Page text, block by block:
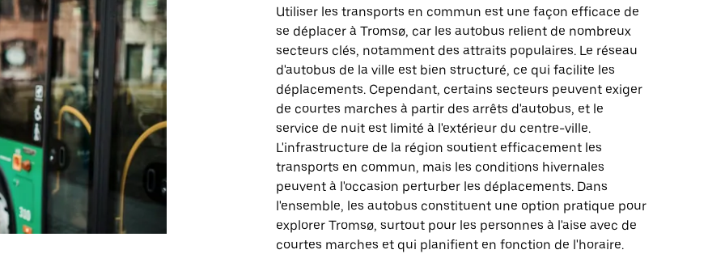
Utiliser les transports en commun est une façon efficace de
se déplacer à Tromsø, car les autobus relient de nombreux
secteurs clés, notamment des attraits populaires. Le réseau
d'autobus de la ville est bien structuré, ce qui facilite les
déplacements. Cependant, certains secteurs peuvent exiger
de courtes marches à partir des arrêts d'autobus, et le
service de nuit est limité à l'extérieur du centre-ville.
L'infrastructure de la région soutient efficacement les
transports en commun, mais les conditions hivernales
peuvent à l'occasion perturber les déplacements. Dans
l'ensemble, les autobus constituent une option pratique pour
explorer Tromsø, surtout pour les personnes à l'aise avec de
courtes marches et qui planifient en fonction de l'horaire.